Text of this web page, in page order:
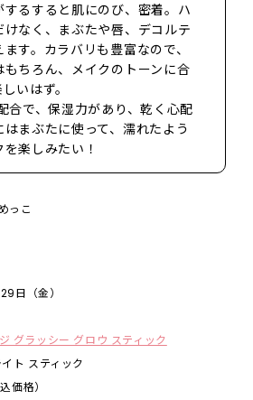
るすると肌にのび、密着。ハ
なく、まぶたや唇、デコルテ
す。カラバリも豊富なので、
もちろん、メイクのトーンに合
いはず。
合で、保湿力があり、乾く心配
まぶたに使って、濡れたよう
楽しみたい！
っこ
日（金）
グラッシー グロウ スティック
ト スティック
価格）